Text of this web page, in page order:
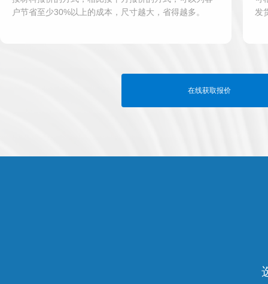
户节省至少30%以上的成本，尺寸越大，省得越多。
发
在线获取报价